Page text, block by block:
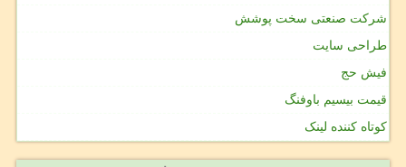
شرکت صنعتی سخت پوشش
طراحی سایت
فیش حج
قیمت بیسیم باوفنگ
کوتاه کننده لینک